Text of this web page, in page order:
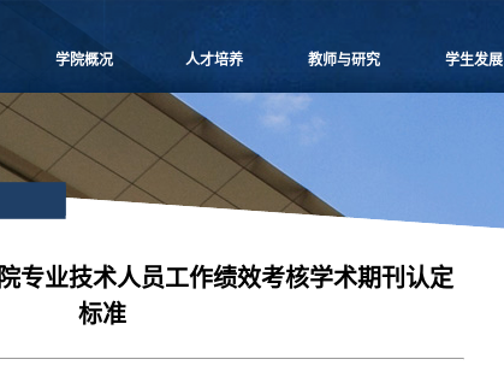
学院概况
学院愿景
院长致辞
学院介绍
党群组织
学系设置
学院制度
学院视频
人才培养
本科生教学
博士生教学
硕士生教学
MBA
物流工程
联合培养
教师与研究
人事专栏
研究中心
科研项目
学生发展
专业技术人员工作绩效考核学术期刊认定
标准